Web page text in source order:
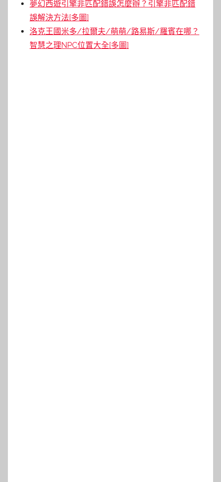
夢幻西遊引擎非匹配錯誤怎麼辦？引擎非匹配錯
誤解決方法[多圖]
洛克王國米多/拉爾夫/萌萌/路易斯/羅賓在哪？
智慧之理NPC位置大全[多圖]